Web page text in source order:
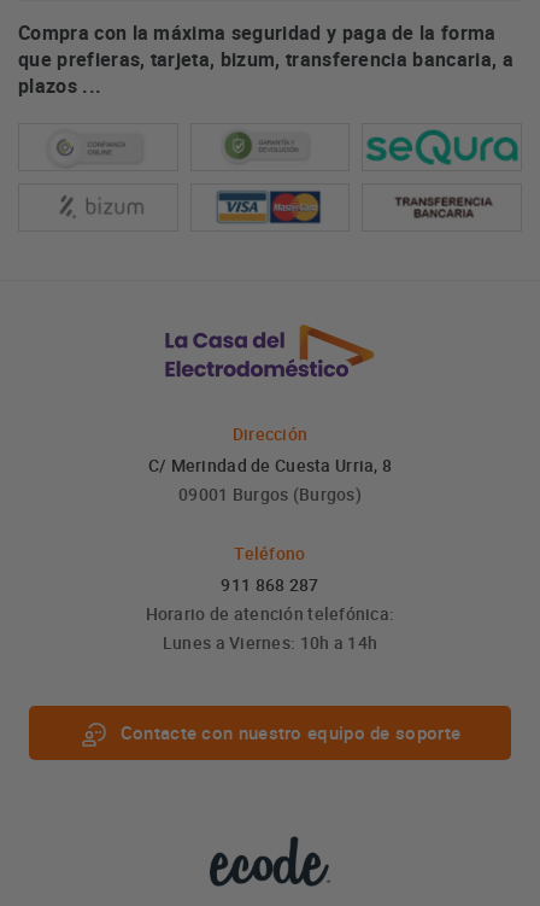
Compra con la máxima seguridad y paga de la forma
que prefieras, tarjeta, bizum, transferencia bancaria, a
plazos ...
Dirección
C/ Merindad de Cuesta Urria, 8
09001 Burgos (Burgos)
Teléfono
911 868 287
Horario de atención telefónica:
Lunes a Viernes: 10h a 14h
Contacte con nuestro equipo de soporte